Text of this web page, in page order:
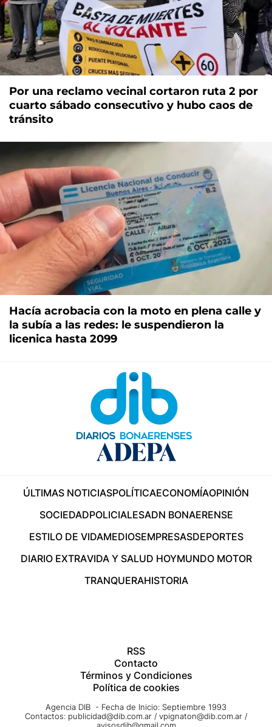
Por una reclamo vecinal cortaron ruta 2 por
cuarto sábado consecutivo y hubo caos de
tránsito
Hacía acrobacia con la moto en plena calle y
la subía a las redes: le suspendieron la
licenica hasta 2099
ÚLTIMAS NOTICIASPOLÍTICAECONOMÍAOPINIÓN
SOCIEDADPOLICIALESADN BONAERENSE
ESTILO DE VIDAMEDIOSEMPRESASDEPORTES
DIARIO EXTRAVIDA Y SALUD HOYMUNDO MOTOR
TRANQUERAHISTORIA
RSS
Contacto
Términos y Condiciones
Política de cookies
Agencia DIB - Fecha de Inicio: Septiembre 1993
Contactos: publicidad@dib.com.ar / vpignaton@dib.com.ar /